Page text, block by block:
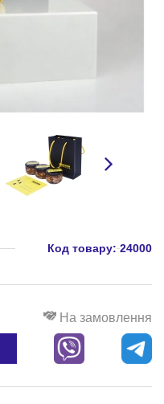
Код товару: 24000
На замовлення